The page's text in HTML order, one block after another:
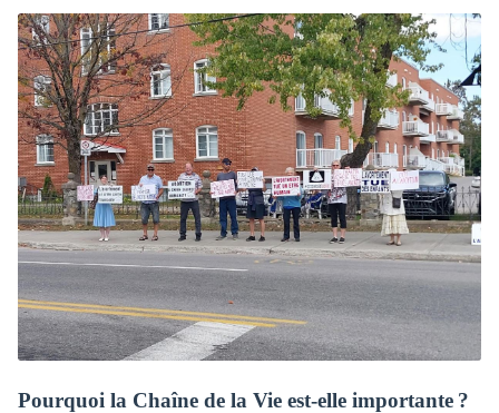
Pourquoi la Chaîne de la Vie est-elle importante ?